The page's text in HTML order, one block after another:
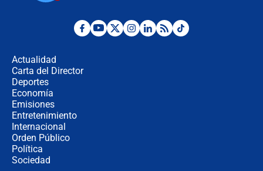
Estratega de Abelardo de la Espriella
Actualidad
Carta del Director
Deportes
Economía
Emisiones
Entretenimiento
Internacional
Orden Público
Política
Sociedad